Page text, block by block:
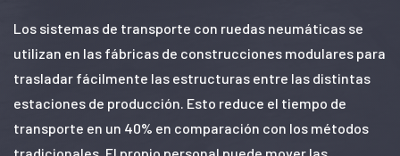
Los sistemas de transporte con ruedas neumáticas se
utilizan en las fábricas de construcciones modulares para
trasladar fácilmente las estructuras entre las distintas
estaciones de producción. Esto reduce el tiempo de
transporte en un 40% en comparación con los métodos